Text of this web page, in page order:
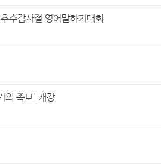
수감사절 영어말하기대회
의 족보" 개강